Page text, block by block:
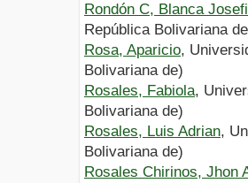
Rondón C, Blanca
República Bolivariana
Rosa, Aparicio,
Bolivariana de)
Rosales, Fabiola,
Bolivariana de)
Rosales, Luis Adrian,
Bolivariana de)
Rosales Chirinos, Jhon